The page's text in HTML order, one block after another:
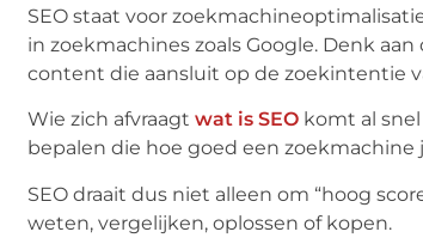
SEO staat voor
in zoekmachines zoals Google. Denk
content die aansluit op de zoekintentie
Wie zich afvraagt wat is SEO komt al
bepalen die hoe goed een
SEO draait dus niet alleen om “hoog
weten, vergelijken, oplossen of kopen.